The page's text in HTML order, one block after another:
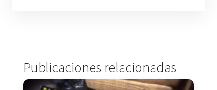
Publicaciones relacionadas